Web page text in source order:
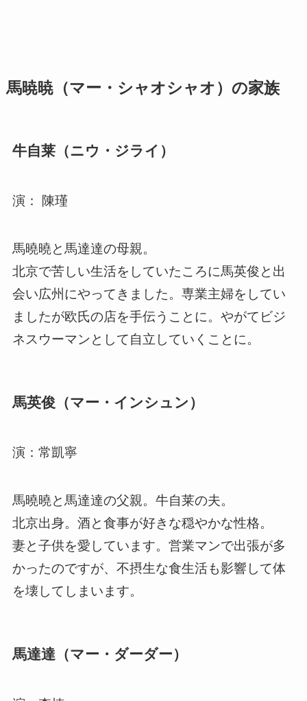
馬暁暁（マー・シャオシャオ）の家族
牛自莱（ニウ・ジライ）
演： 陳瑾
馬曉曉と馬達達の母親。
北京で苦しい生活をしていたころに馬英俊と出
会い広州にやってきました。専業主婦をしてい
ましたが欧氏の店を手伝うことに。やがてビジ
ネスウーマンとして自立していくことに。
馬英俊（マー・インシュン）
演：常凱寧
馬曉曉と馬達達の父親。牛自莱の夫。
北京出身。酒と食事が好きな穏やかな性格。
妻と子供を愛しています。営業マンで出張が多
かったのですが、不摂生な食生活も影響して体
を壊してしまいます。
馬達達（マー・ダーダー）